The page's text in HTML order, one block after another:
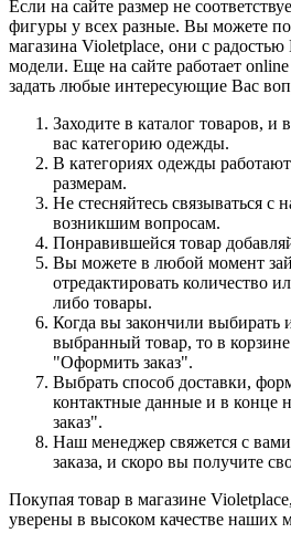
Если на сайте размер не
фигуры у всех разные. Вы можете
магазина Violetplace, они с
модели. Еще на сайте работает
задать любые интересующие Вас
Заходите в каталог товаров,
вас категорию одежды.
В категориях одежды
размерам.
Не стесняйтесь связываться
возникшим вопросам.
Понравившейся товар
Вы можете в любой момент
отредактировать количество
либо товары.
Когда вы закончили выбирать
выбранный товар, то в
"Оформить заказ".
Выбрать способ доставки,
контактные данные и в конце
заказ".
Наш менеджер свяжется с
заказа, и скоро вы получите
Покупая товар в магазине
уверены в высоком качестве наших